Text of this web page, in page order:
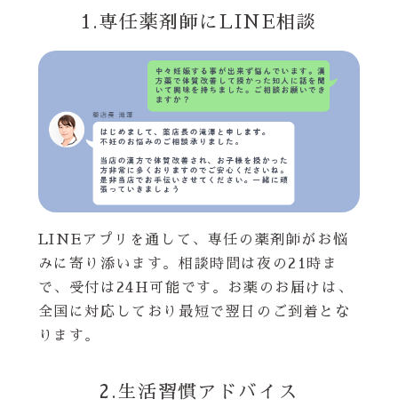
1.専任薬剤師にLINE相談
LINEアプリを通して、専任の薬剤師がお悩
みに寄り添います。相談時間は夜の21時ま
で、受付は24H可能です。お薬のお届けは、
全国に対応しており最短で翌日のご到着とな
ります。
2.生活習慣アドバイス